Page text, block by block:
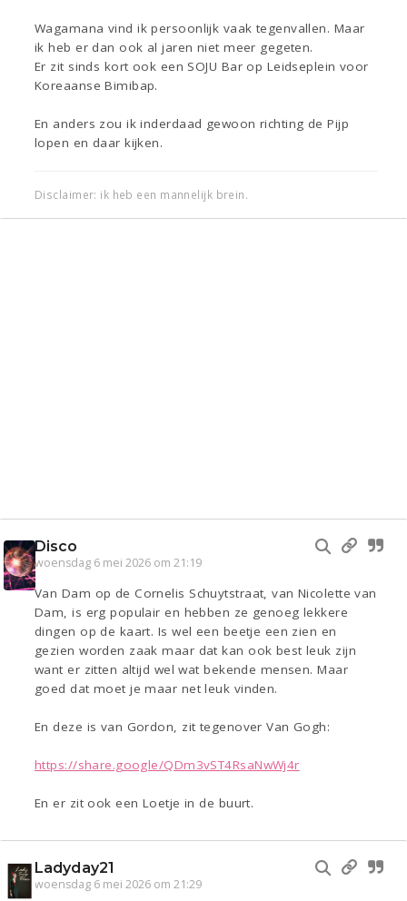
Wagamana vind ik persoonlijk vaak tegenvallen. Maar
ik heb er dan ook al jaren niet meer gegeten.
Er zit sinds kort ook een SOJU Bar op Leidseplein voor
Koreaanse Bimibap.
En anders zou ik inderdaad gewoon richting de Pijp
lopen en daar kijken.
Disclaimer: ik heb een mannelijk brein.
Disco
woensdag 6 mei 2026 om 21:19
Van Dam op de Cornelis Schuytstraat, van Nicolette van
Dam, is erg populair en hebben ze genoeg lekkere
dingen op de kaart. Is wel een beetje een zien en
gezien worden zaak maar dat kan ook best leuk zijn
want er zitten altijd wel wat bekende mensen. Maar
goed dat moet je maar net leuk vinden.
En deze is van Gordon, zit tegenover Van Gogh:
https://share.google/QDm3vST4RsaNwWj4r
En er zit ook een Loetje in de buurt.
Ladyday21
woensdag 6 mei 2026 om 21:29